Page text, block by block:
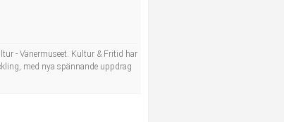
- Vänermuseet. Kultur & Fritid har
med nya spännande uppdrag